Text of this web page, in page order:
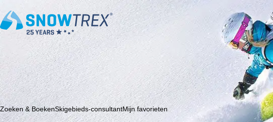
Schrijf je in voor onze nieuwsbrief en wees als eerste op de hoogte van onze
Zoeken & BoekenSkigebieds-consultantMijn favorieten